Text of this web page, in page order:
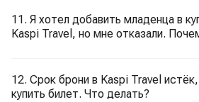
11. Я хотел добавить младенца в
Kaspi Travel, но мне отказали.
12. Срок брони в Kaspi Travel
купить билет. Что делать?